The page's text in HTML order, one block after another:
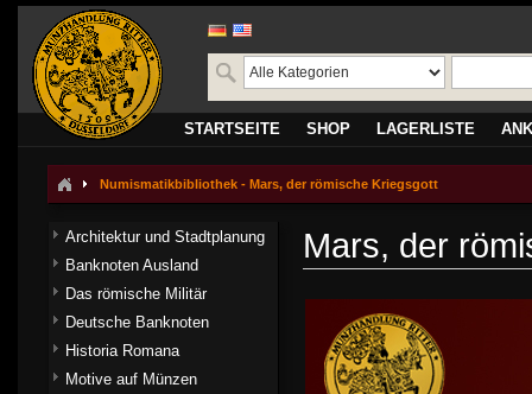
STARTSEITE SHOP LAGERLISTE
Numismatikbibliothek - Mars, der römische Kriegsgott
Mars, der
Architektur und Stadtplanung
Banknoten Ausland
Das römische Militär
Deutsche Banknoten
Historia Romana
Motive auf Münzen